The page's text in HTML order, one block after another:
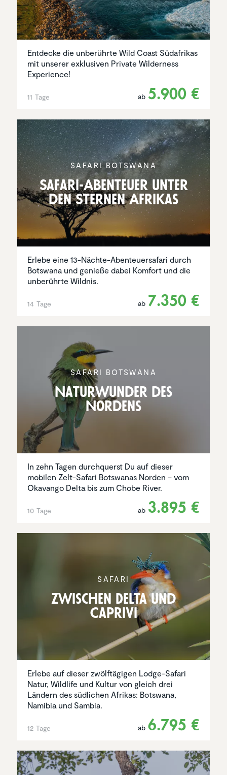
Entdecke die unberührte Wild Coast Südafrikas
mit unserer exklusiven Private Wilderness
Experience!
11 Tage ab 5.900 €
SAFARI BOTSWANA
Safari-Abenteuer unter
den Sternen Afrikas
Erlebe eine 13-Nächte-Abenteuersafari durch
Botswana und genieße dabei Komfort und die
unberührte Wildnis.
14 Tage ab 7.350 €
SAFARI BOTSWANA
Natur­wunder des
Nordens
In zehn Tagen durchquerst Du auf dieser
mobilen Zelt-Safari Botswanas Norden – vom
Okavango Delta bis zum Chobe River.
10 Tage ab 3.895 €
SAFARI
Zwischen Delta und
Caprivi
Erlebe auf dieser zwölftägigen Lodge-Safari
Natur, Wildlife und Kultur von gleich drei
Ländern des südlichen Afrikas: Botswana,
Namibia und Sambia.
12 Tage ab 6.795 €